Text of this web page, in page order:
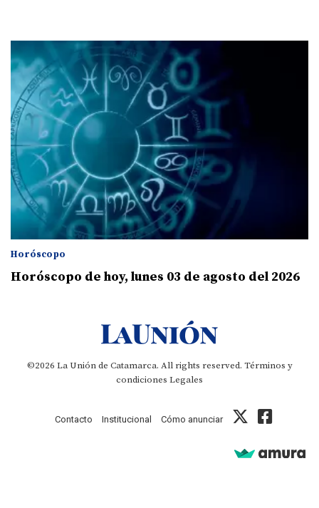
Horóscopo
Horóscopo de hoy, lunes 03 de agosto del 2026
©2026 La Unión de Catamarca. All rights reserved. Términos y
condiciones Legales
Contacto Institucional Cómo anunciar